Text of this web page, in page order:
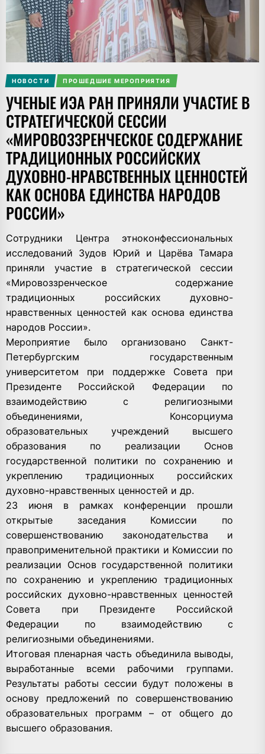
НОВОСТИ ПРОШЕДШИЕ МЕРОПРИЯТИЯ
УЧЕНЫЕ ИЭА РАН ПРИНЯЛИ УЧАСТИЕ В
СТРАТЕГИЧЕСКОЙ СЕССИИ
«МИРОВОЗЗРЕНЧЕСКОЕ СОДЕРЖАНИЕ
ТРАДИЦИОННЫХ РОССИЙСКИХ
ДУХОВНО-НРАВСТВЕННЫХ ЦЕННОСТЕЙ
КАК ОСНОВА ЕДИНСТВА НАРОДОВ
РОССИИ»
Сотрудники Центра этноконфессиональных
исследований Зудов Юрий и Царёва Тамара
приняли участие в стратегической сессии
«Мировоззренческое содержание
традиционных российских духовно-
нравственных ценностей как основа единства
народов России».
Мероприятие было организовано Санкт-
Петербургским государственным
университетом при поддержке Совета при
Президенте Российской Федерации по
взаимодействию с религиозными
объединениями, Консорциума
образовательных учреждений высшего
образования по реализации Основ
государственной политики по сохранению и
укреплению традиционных российских
духовно-нравственных ценностей и др.
23 июня в рамках конференции прошли
открытые заседания Комиссии по
совершенствованию законодательства и
правоприменительной практики и Комиссии по
реализации Основ государственной политики
по сохранению и укреплению традиционных
российских духовно-нравственных ценностей
Совета при Президенте Российской
Федерации по взаимодействию с
религиозными объединениями.
Итоговая пленарная часть объединила выводы,
выработанные всеми рабочими группами.
Результаты работы сессии будут положены в
основу предложений по совершенствованию
образовательных программ – от общего до
высшего образования.